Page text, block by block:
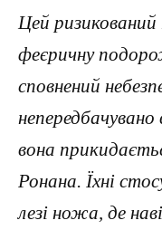
Цей ризикований
феєричну
сповнений
непередбачувано
вона
Ронана. Їхні
лезі ножа, де